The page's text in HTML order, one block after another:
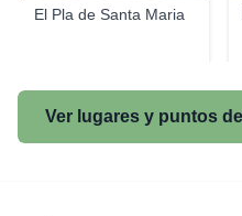
El Pla de Santa Maria
Ver lugares y puntos